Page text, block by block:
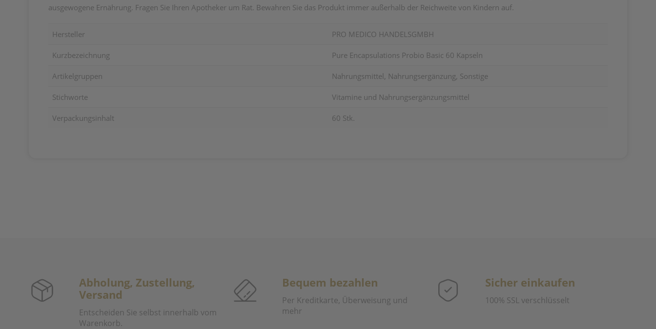
ausgewogene Ernährung. Fragen Sie Ihren Apotheker um Rat. Bewahren Sie das Produkt immer außerhalb der Reichweite von Kindern auf.
Hersteller PRO MEDICO HANDELSGMBH
Kurzbezeichnung Pure Encapsulations Probio Basic 60 Kapseln
Artikelgruppen Nahrungsmittel, Nahrungsergänzung, Sonstige
Stichworte Vitamine und Nahrungsergänzungsmittel
Verpackungsinhalt 60 Stk.
Abholung, Zustellung,
Versand
Entscheiden Sie selbst innerhalb vom
Warenkorb.
Bequem bezahlen
Per Kreditkarte, Überweisung und
mehr
Sicher einkaufen
100% SSL verschlüsselt